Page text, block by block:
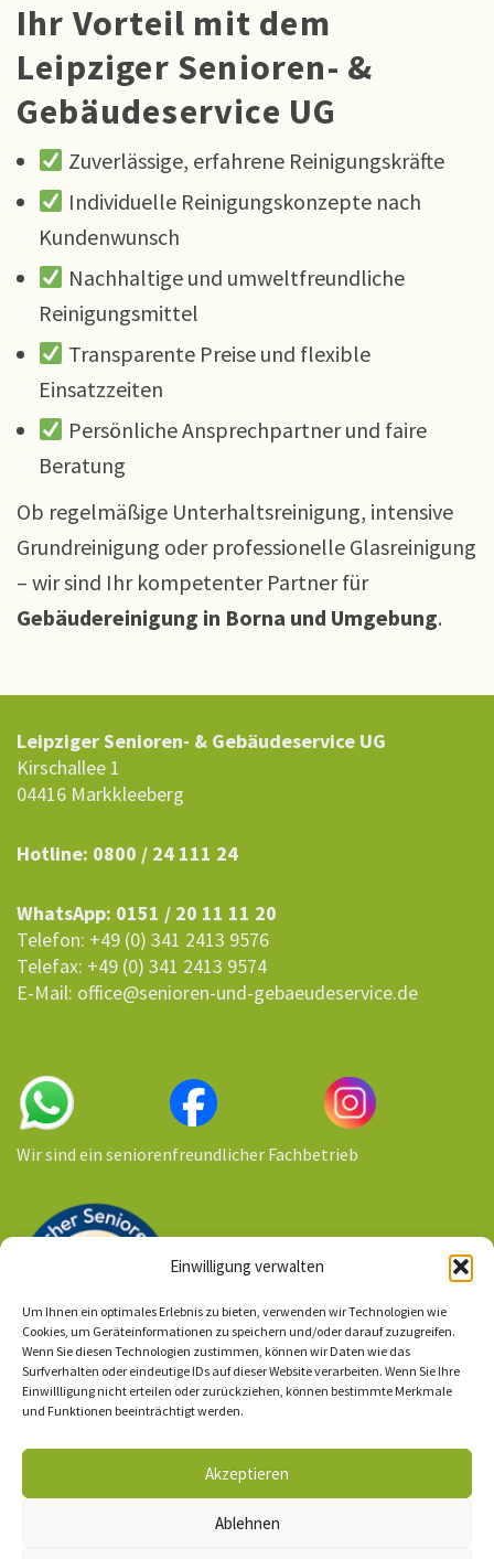
Einwilligung verwalten
Um Ihnen ein optimales Erlebnis zu bieten, verwenden wir Technologien wie
Cookies, um Geräteinformationen zu speichern und/oder darauf zuzugreifen.
Wenn Sie diesen Technologien zustimmen, können wir Daten wie das
Surfverhalten oder eindeutige IDs auf dieser Website verarbeiten. Wenn Sie Ihre
Einwillligung nicht erteilen oder zurückziehen, können bestimmte Merkmale
und Funktionen beeinträchtigt werden.
Akzeptieren
Ablehnen
Ihr Vorteil mit dem
Leipziger Senioren- &
Gebäudeservice UG
Zuverlässige, erfahrene Reinigungskräfte
Individuelle Reinigungskonzepte nach
Kundenwunsch
Nachhaltige und umweltfreundliche
Reinigungsmittel
Transparente Preise und flexible
Einsatzzeiten
Persönliche Ansprechpartner und faire
Beratung
Ob regelmäßige Unterhaltsreinigung, intensive
Grundreinigung oder professionelle Glasreinigung
– wir sind Ihr kompetenter Partner für
Gebäudereinigung in Borna und Umgebung.
Leipziger Senioren- & Gebäudeservice UG
Kirschallee 1
04416 Markkleeberg
Hotline: 0800 / 24 111 24
WhatsApp: 0151 / 20 11 11 20
Telefon: +49 (0) 341 2413 9576
Telefax: +49 (0) 341 2413 9574
E-Mail: office@senioren-und-gebaeudeservice.de
Wir sind ein seniorenfreundlicher Fachbetrieb
Ihr Kontakt zu uns
Impressum/ AGBs